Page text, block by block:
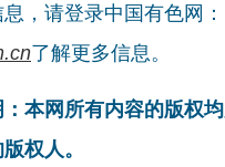
，请登录中国有色网：
了解更多信息。
本网所有内容的版权
权人。